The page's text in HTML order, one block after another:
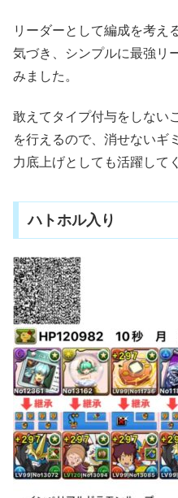
リーダーとして編成を考え
気づき、シンプルに最強リ
みました。
敢えてタイプ付与をしない
を行えるので、消せないギ
力底上げとしても活躍して
ハトホル入り